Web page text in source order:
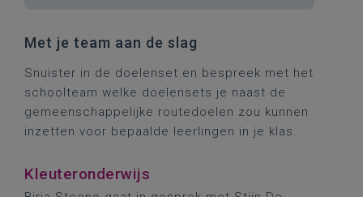
Met je team aan de slag
Snuister in de doelenset en bespreek met het
schoolteam welke doelensets je naast de
gemeenschappelijke routedoelen zou kunnen
inzetten voor bepaalde leerlingen in je klas.
Kleuteronderwijs